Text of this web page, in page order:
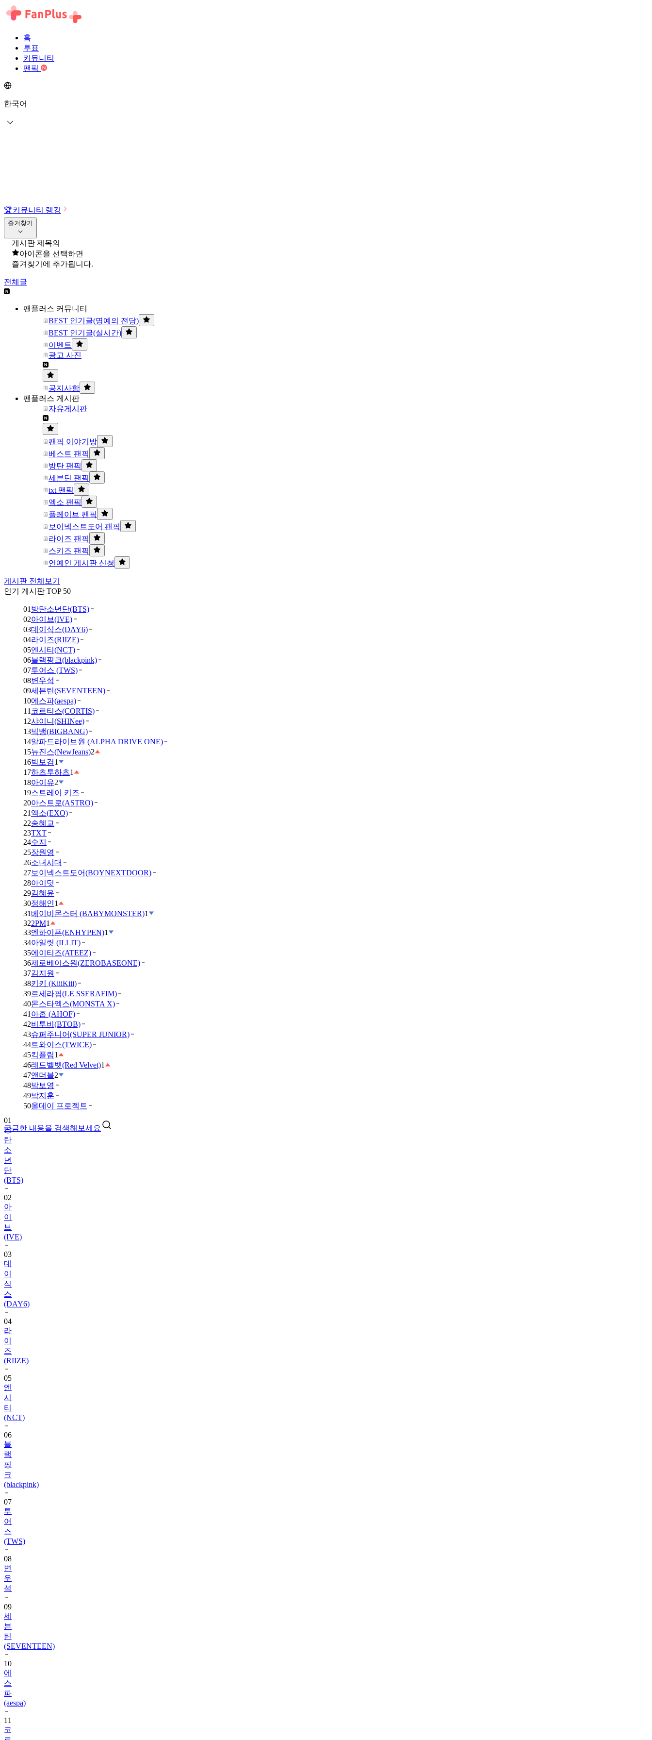
홈
투표
커뮤니티
팬픽
한국어
🏆커뮤니티 랭킹
즐겨찾기
게시판 제목의
아이콘을 선택하면
즐겨찾기에 추가됩니다.
전체글
팬플러스 커뮤니티
BEST 인기글(명예의 전당)
BEST 인기글(실시간)
이벤트
광고 사진
공지사항
팬플러스 게시판
자유게시판
팬픽 이야기방
베스트 팬픽
방탄 팬픽
세븐틴 팬픽
txt 팬픽
엑소 팬픽
플레이브 팬픽
보이넥스트도어 팬픽
라이즈 팬픽
스키즈 팬픽
연예인 게시판 신청
게시판 전체보기
인기 게시판 TOP 50
01 방탄소년단(BTS)
02아이브(IVE)
03데이식스(DAY6)
04라이즈(RIIZE)
05엔시티(NCT)
06블랙핑크(blackpink)
07투어스 (TWS)
08변우석
09세븐틴(SEVENTEEN)
10에스파(aespa)
11 코르티스(CORTIS)
12샤이니(SHINee)
13빅뱅(BIGBANG)
14알파드라이브원 (ALPHA DRIVE ONE)
15뉴진스(NewJeans)2
16박보검1
17하츠투하츠1
18아이유2
19스트레이 키즈
20아스트로(ASTRO)
21 엑소(EXO)
22송혜교
23TXT
24수지
25장원영
26소녀시대
27보이넥스트도어(BOYNEXTDOOR)
28아이딧
29김혜윤
30정해인1
31 베이비몬스터 (BABYMONSTER)1
322PM1
33엔하이픈(ENHYPEN)1
34아일릿 (ILLIT)
35에이티즈(ATEEZ)
36제로베이스원(ZEROBASEONE)
37김지원
38키키 (KiiiKiii)
39르세라핌(LE SSERAFIM)
40몬스타엑스(MONSTA X)
41 아홉 (AHOF)
42비투비(BTOB)
43슈퍼주니어(SUPER JUNIOR)
44트와이스(TWICE)
45킥플립1
46레드벨벳(Red Velvet)1
47앤더블2
48박보영
49박지훈
50올데이 프로젝트
궁금한 내용을 검색해보세요
탄
소
년
단
(BTS)
02
아
이
브
(IVE)
03
데
이
식
스
(DAY6)
04
라
이
즈
(RIIZE)
05
엔
시
티
(NCT)
06
블
랙
핑
크
(blackpink)
07
투
어
스
(TWS)
08
변
우
석
09
세
븐
틴
(SEVENTEEN)
10
에
스
파
(aespa)
11
코
르
티